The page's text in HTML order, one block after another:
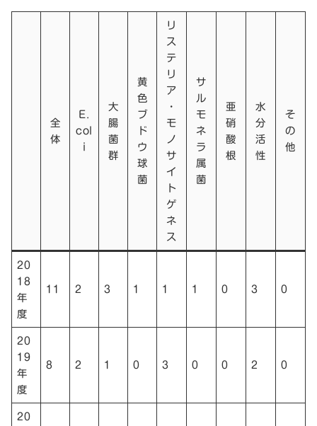
全
体
E.
col
i
大
腸
菌
群
黄
色
ブ
ド
ウ
球
菌
リ
ス
テ
リ
ア
・
モ
ノ
サ
イ
ト
ゲ
ネ
ス
サ
ル
モ
ネ
ラ
属
菌
亜
硝
酸
根
水
分
活
性
そ
の
他
20
18
年
度
11 2 3 1 1 1 0 3 0
20
19
年
度
8 2 1 0 3 0 0 2 0
20